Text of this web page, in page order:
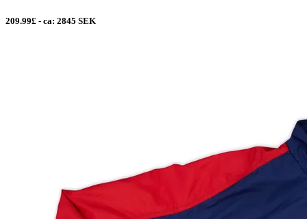
209.99£ - ca: 2845 SEK